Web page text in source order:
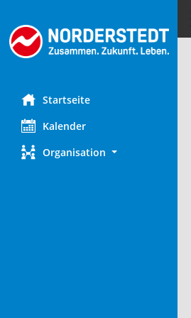
Startseite
Kalender
Organisation